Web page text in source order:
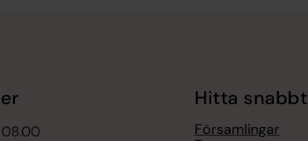
Hitta snabbt
Församlingar